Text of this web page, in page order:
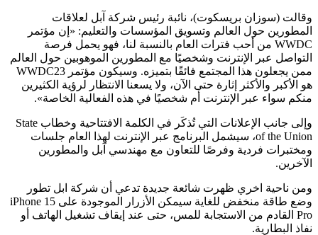
وقالت (سوزان بريسكوت)، نائبة رئيس شركة آبل لعلاقات
المطورين حول العالم وتسويق المؤسسات والتعليم: «إن مؤتمر
WWDC من أحب فترات العام بالنسبة لنا، فهو يحمل فرصة
التواصل عبر الإنترنت وشخصيًا مع المطورين الموهوبين حول العالم
ممن يجعلون هذا المجتمع فائقًا بتميزه. وسيكون مؤتمر WWDC23
هو الأكبر والأكثر إثارة حتى الآن، ولا يسعنا الانتظار لرؤية الكثيرين
منكم سواء عبر الإنترنت أم شخصيًا في هذه الفعالية الخاصة».
وإلى جانب الإعلانات التي تُذكَر في الكلمة الافتتاحية وخطاب State
of the Union، سيشمل البرنامج عبر الإنترنت لهذا العام جلسات
ومختبرات فردية وفرصًا للتعاون مع مهندسي آبل والمطورين
الآخرين.
ومن ناحية اخري ظهرت شائعة جديدة تدعي أن شركة ابل تطور
وضع طاقة منخفض للغاية سيمكن الأزرار الموجودة على iPhone 15
Pro القادم من الاستجابة للمس، حتى عند إيقاف تشغيل الهاتف أو
نفاذ البطارية.